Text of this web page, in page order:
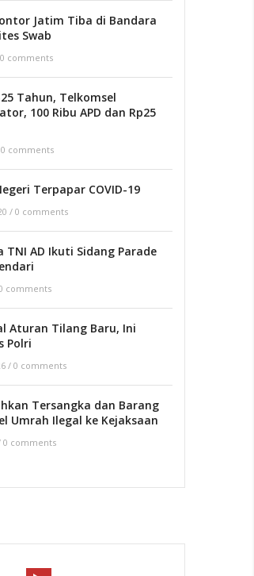
Jatim Tiba di Bandara
Swab
0 comments
Tahun, Telkomsel
100 Ribu APD dan Rp25
0 comments
Terpapar COVID-19
/ 0 comments
TNI AD Ikuti Sidang Parade
comments
Aturan Tilang Baru, Ini
Polri
/ 0 comments
Tersangka dan Barang
Umrah Ilegal ke Kejaksaan
0 comments